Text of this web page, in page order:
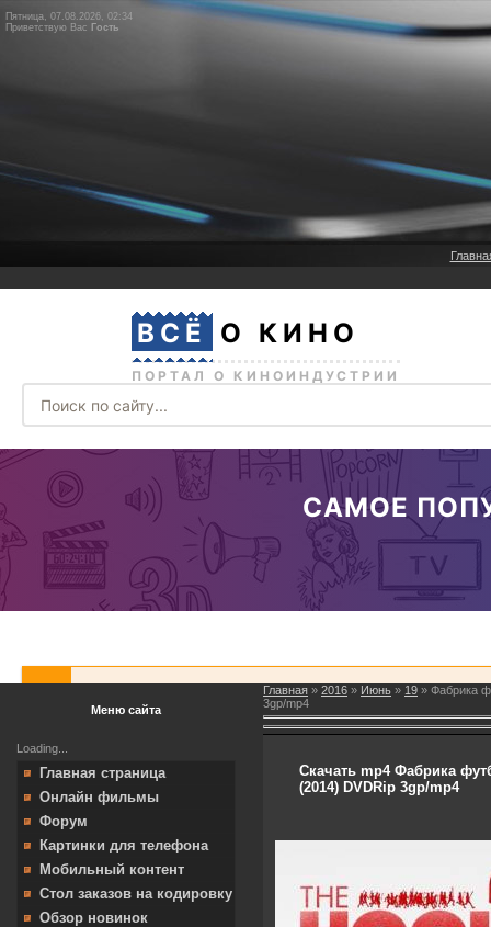
Пятница, 07.08.2026, 02:34
Приветствую Вас Гость
Меню сайта
Loading...
Главная страница
Онлайн фильмы
Форум
Картинки для телефона
Мобильный контент
Стол заказов на кодировку
Обзор новинок
Главная » 2016 » Июнь » 19 » Фабрика
3gp/mp4
Скачать mp4 Фабрика
(2014) DVDRip 3gp/mp4